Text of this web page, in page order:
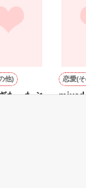
Ｌ
りがとうございま
他)
た、たぶ
恋愛(